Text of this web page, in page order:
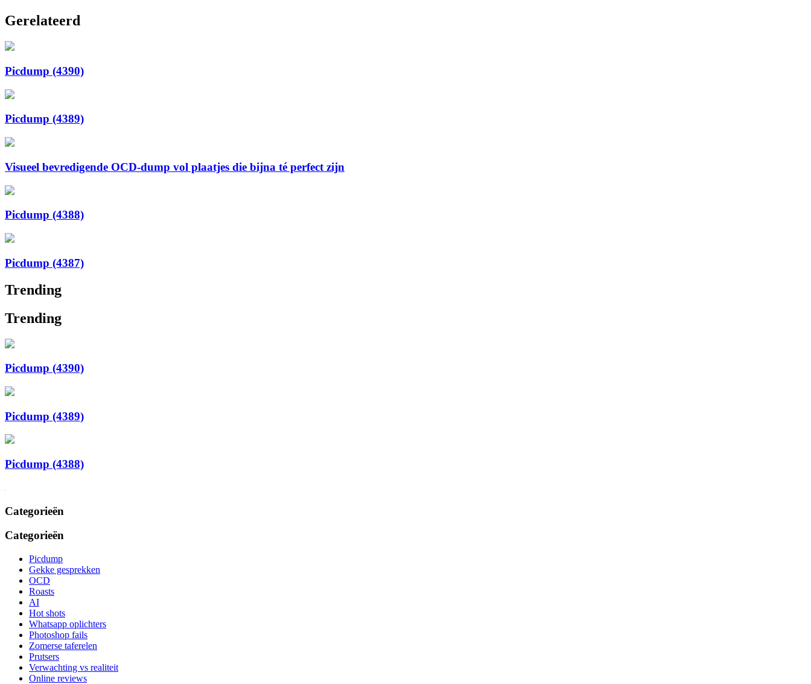
Gerelateerd
Picdump (4390)
Picdump (4389)
Visueel bevredigende OCD-dump vol plaatjes die bijna té perfect zijn
Picdump (4388)
Picdump (4387)
Trending
Trending
Picdump (4390)
Picdump (4389)
Picdump (4388)
Categorieën
Categorieën
Picdump
Gekke gesprekken
OCD
Roasts
AI
Hot shots
Whatsapp oplichters
Photoshop fails
Zomerse taferelen
Prutsers
Verwachting vs realiteit
Online reviews